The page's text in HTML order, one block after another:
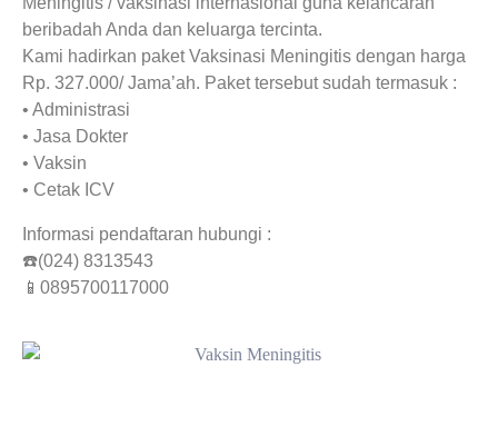
beribadah Anda dan keluarga tercinta.
Kami hadirkan paket Vaksinasi Meningitis dengan harga
Rp. 327.000/ Jama’ah. Paket tersebut sudah termasuk :
• Administrasi
• Jasa Dokter
• Vaksin
• Cetak ICV
Informasi pendaftaran hubungi :
☎️(024) 8313543
📱0895700117000